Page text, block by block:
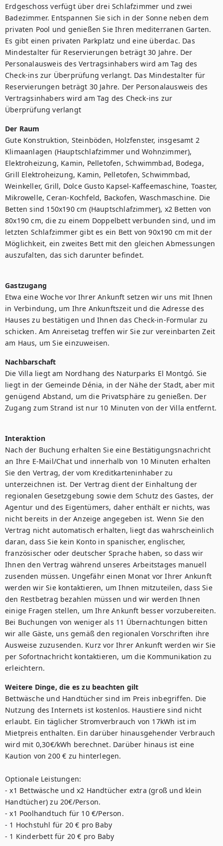
Erdgeschoss verfügt über drei Schlafzimmer und zwei
Badezimmer. Entspannen Sie sich in der Sonne neben dem
privaten Pool und genießen Sie Ihren mediterranen Garten.
Es gibt einen privaten Parkplatz und eine überdac. Das
Mindestalter für Reservierungen beträgt 30 Jahre. Der
Personalausweis des Vertragsinhabers wird am Tag des
Check-ins zur Überprüfung verlangt. Das Mindestalter für
Reservierungen beträgt 30 Jahre. Der Personalausweis des
Vertragsinhabers wird am Tag des Check-ins zur
Überprüfung verlangt
Der Raum
Gute Konstruktion, Steinböden, Holzfenster, insgesamt 2
Klimaanlagen (Hauptschlafzimmer und Wohnzimmer),
Elektroheizung, Kamin, Pelletofen, Schwimmbad, Bodega,
Grill Elektroheizung, Kamin, Pelletofen, Schwimmbad,
Weinkeller, Grill, Dolce Gusto Kapsel-Kaffeemaschine, Toaster,
Mikrowelle, Ceran-Kochfeld, Backofen, Waschmaschine. Die
Betten sind 150x190 cm (Hauptschlafzimmer), x2 Betten von
80x190 cm, die zu einem Doppelbett verbunden sind, und im
letzten Schlafzimmer gibt es ein Bett von 90x190 cm mit der
Möglichkeit, ein zweites Bett mit den gleichen Abmessungen
auszufalten, das sich darunter befindet.
Gastzugang
Etwa eine Woche vor Ihrer Ankunft setzen wir uns mit Ihnen
in Verbindung, um Ihre Ankunftszeit und die Adresse des
Hauses zu bestätigen und Ihnen das Check-in-Formular zu
schicken. Am Anreisetag treffen wir Sie zur vereinbarten Zeit
Nachbarschaft
Die Villa liegt am Nordhang des Naturparks El Montgó. Sie
liegt in der Gemeinde Dénia, in der Nähe der Stadt, aber mit
genügend Abstand, um die Privatsphäre zu genießen. Der
Zugang zum Strand ist nur 10 Minuten von der Villa entfernt.
Interaktion
Nach der Buchung erhalten Sie eine Bestätigungsnachricht
an Ihre E-Mail/Chat und innerhalb von 10 Minuten erhalten
Sie den Vertrag, der vom Kreditkarteninhaber zu
unterzeichnen ist. Der Vertrag dient der Einhaltung der
regionalen Gesetzgebung sowie dem Schutz des Gastes, der
Agentur und des Eigentümers, daher enthält er nichts, was
nicht bereits in der Anzeige angegeben ist. Wenn Sie den
Vertrag nicht automatisch erhalten, liegt das wahrscheinlich
daran, dass Sie kein Konto in spanischer, englischer,
französischer oder deutscher Sprache haben, so dass wir
Ihnen den Vertrag während unseres Arbeitstages manuell
zusenden müssen. Ungefähr einen Monat vor Ihrer Ankunft
werden wir Sie kontaktieren, um Ihnen mitzuteilen, dass Sie
den Restbetrag bezahlen müssen und wir werden Ihnen
einige Fragen stellen, um Ihre Ankunft besser vorzubereiten.
Bei Buchungen von weniger als 11 Übernachtungen bitten
wir alle Gäste, uns gemäß den regionalen Vorschriften ihre
Ausweise zuzusenden. Kurz vor Ihrer Ankunft werden wir Sie
per Sofortnachricht kontaktieren, um die Kommunikation zu
Weitere Dinge, die es zu beachten gilt
Bettwäsche und Handtücher sind im Preis inbegriffen. Die
Nutzung des Internets ist kostenlos. Haustiere sind nicht
erlaubt. Ein täglicher Stromverbrauch von 17kWh ist im
Mietpreis enthalten. Ein darüber hinausgehender Verbrauch
wird mit 0,30€/kWh berechnet. Darüber hinaus ist eine
Kaution von 200 € zu hinterlegen.
Optionale Leistungen:
- x1 Bettwäsche und x2 Handtücher extra (groß und klein
Handtücher) zu 20€/Person.
- x1 Poolhandtuch für 10 €/Person.
- 1 Hochstuhl für 20 € pro Baby
- 1 Kinderbett für 20 € pro Baby